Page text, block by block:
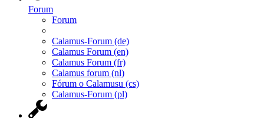
Forum
Forum
Calamus-Forum (de)
Calamus Forum (en)
Calamus Forum (fr)
Calamus forum (nl)
Fórum o Calamusu (cs)
Calamus-Forum (pl)